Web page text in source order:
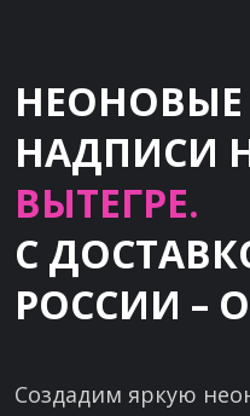
НАДПИСИ
ВЫТЕГРЕ.
С
РОССИИ –
Создадим яркую